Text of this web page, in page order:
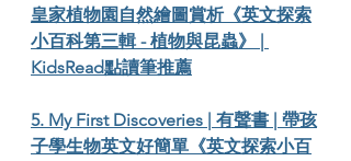
皇家植物園自然繪圖賞析《英文探索
小百科第三輯 - 植物與昆蟲》 |
KidsRead點讀筆推薦
5. My First Discoveries | 有聲書 | 帶孩
子學生物英文好簡單《英文探索小百